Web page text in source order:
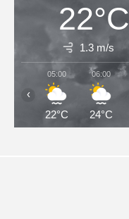
22°C
1.3 m/s
05:00
22°C
06:00
24°C
‹